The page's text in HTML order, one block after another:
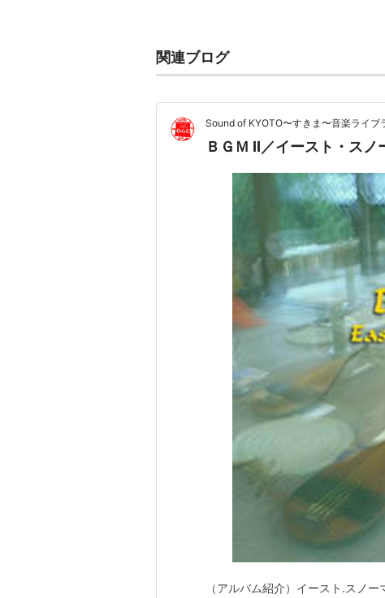
関連ブログ
Sound of KYOTO〜すきま〜音楽ライブ
ＢＧＭ II／イースト・スノ
（アルバム紹介）イースト.スノ